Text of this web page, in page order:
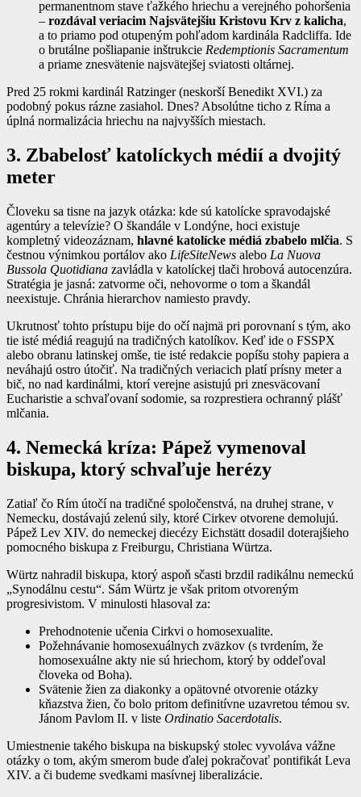
permanentnom stave ťažkého hriechu a verejného pohoršenia
– rozdával veriacim Najsvätejšiu Kristovu Krv z kalicha,
a to priamo pod otupeným pohľadom kardinála Radcliffa. Ide
o brutálne pošliapanie inštrukcie Redemptionis Sacramentum
a priame znesvätenie najsvätejšej sviatosti oltárnej.
Pred 25 rokmi kardinál Ratzinger (neskorší Benedikt XVI.) za
podobný pokus rázne zasiahol. Dnes? Absolútne ticho z Ríma a
úplná normalizácia hriechu na najvyšších miestach.
3. Zbabelosť katolíckych médií a dvojitý
meter
Človeku sa tisne na jazyk otázka: kde sú katolícke spravodajské
agentúry a televízie? O škandále v Londýne, hoci existuje
kompletný videozáznam, hlavné katolícke médiá zbabelo mlčia. S
čestnou výnimkou portálov ako LifeSiteNews alebo La Nuova
Bussola Quotidiana zavládla v katolíckej tlači hrobová autocenzúra.
Stratégia je jasná: zatvorme oči, nehovorme o tom a škandál
neexistuje. Chránia hierarchov namiesto pravdy.
Ukrutnosť tohto prístupu bije do očí najmä pri porovnaní s tým, ako
tie isté médiá reagujú na tradičných katolíkov. Keď ide o FSSPX
alebo obranu latinskej omše, tie isté redakcie popíšu stohy papiera a
neváhajú ostro útočiť. Na tradičných veriacich platí prísny meter a
bič, no nad kardinálmi, ktorí verejne asistujú pri znesväcovaní
Eucharistie a schvaľovaní sodomie, sa rozprestiera ochranný plášť
mlčania.
4. Nemecká kríza: Pápež vymenoval
biskupa, ktorý schvaľuje herézy
Zatiaľ čo Rím útočí na tradičné spoločenstvá, na druhej strane, v
Nemecku, dostávajú zelenú sily, ktoré Cirkev otvorene demolujú.
Pápež Lev XIV. do nemeckej diecézy Eichstätt dosadil doterajšieho
pomocného biskupa z Freiburgu, Christiana Würtza.
Würtz nahradil biskupa, ktorý aspoň sčasti brzdil radikálnu nemeckú
„Synodálnu cestu“. Sám Würtz je však pritom otvoreným
progresivistom. V minulosti hlasoval za:
Prehodnotenie učenia Cirkvi o homosexualite.
Požehnávanie homosexuálnych zväzkov (s tvrdením, že
homosexuálne akty nie sú hriechom, ktorý by oddeľoval
človeka od Boha).
Svätenie žien za diakonky a opätovné otvorenie otázky
kňazstva žien, čo bolo pritom definitívne uzavretou témou sv.
Jánom Pavlom II. v liste Ordinatio Sacerdotalis.
Umiestnenie takého biskupa na biskupský stolec vyvoláva vážne
otázky o tom, akým smerom bude ďalej pokračovať pontifikát Leva
XIV. a či budeme svedkami masívnej liberalizácie.